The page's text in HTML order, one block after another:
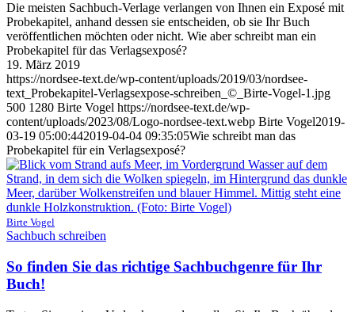
Die meisten Sachbuch-Verlage verlangen von Ihnen ein Exposé mit
Probekapitel, anhand dessen sie entscheiden, ob sie Ihr Buch
veröffentlichen möchten oder nicht. Wie aber schreibt man ein
Probekapitel für das Verlagsexposé?
19. März 2019
https://nordsee-text.de/wp-content/uploads/2019/03/nordsee-
text_Probekapitel-Verlagsexpose-schreiben_©_Birte-Vogel-1.jpg
500 1280 Birte Vogel https://nordsee-text.de/wp-
content/uploads/2023/08/Logo-nordsee-text.webp Birte Vogel2019-
03-19 05:00:442019-04-04 09:35:05Wie schreibt man das
Probekapitel für ein Verlagsexposé?
Birte Vogel
Sachbuch schreiben
So finden Sie das richtige Sachbuchgenre für Ihr
Buch!